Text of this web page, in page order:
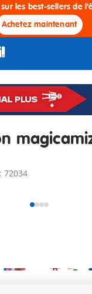
les best-sellers de
Achetez maintenant
72034